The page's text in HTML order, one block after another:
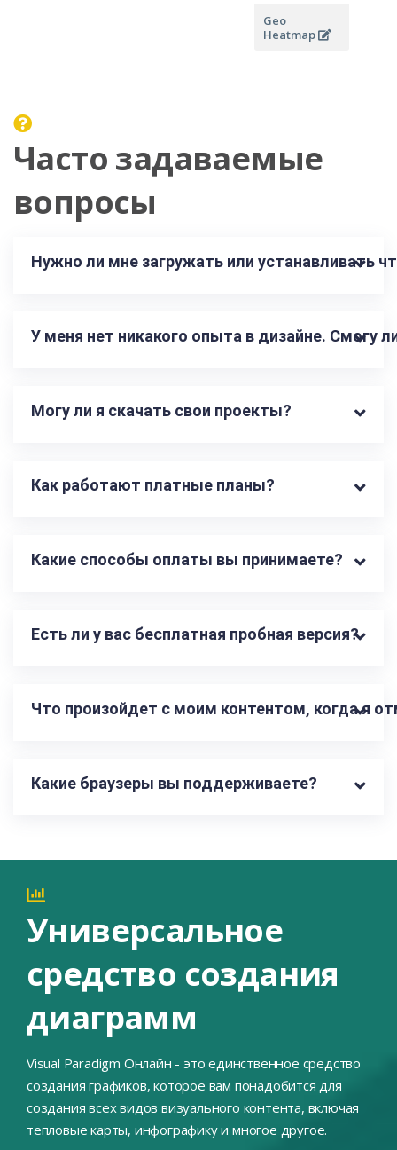
Geo
Heatmap
Часто задаваемые
вопросы
Нужно ли мне загружать или устанавливать
У меня нет никакого опыта в дизайне. Смогу
Могу ли я скачать свои проекты?
Как работают платные планы?
Какие способы оплаты вы принимаете?
Есть ли у вас бесплатная пробная версия?
Что произойдет с моим контентом, когда я
Какие браузеры вы поддерживаете?
Универсальное
средство создания
диаграмм
Visual Paradigm Онлайн - это единственное средство
создания графиков, которое вам понадобится для
создания всех видов визуального контента, включая
тепловые карты, инфографику и многое другое.